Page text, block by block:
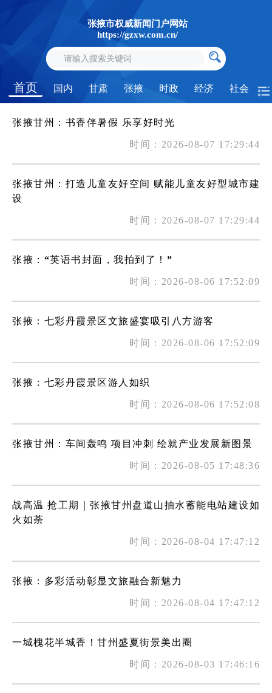
张掖市权威新闻门户网站
https://gzxw.com.cn/
首页 国内 甘肃 张掖 时政 经济 社会
张掖甘州：书香伴暑假 乐享好时光
时间：2026-08-07 17:29:44
张掖甘州：打造儿童友好空间 赋能儿童友好型城市建
设
时间：2026-08-07 17:29:44
张掖：“英语书封面，我拍到了！”
时间：2026-08-06 17:52:09
张掖：七彩丹霞景区文旅盛宴吸引八方游客
时间：2026-08-06 17:52:09
张掖：七彩丹霞景区游人如织
时间：2026-08-06 17:52:08
张掖甘州：车间轰鸣 项目冲刺 绘就产业发展新图景
时间：2026-08-05 17:48:36
战高温 抢工期｜张掖甘州盘道山抽水蓄能电站建设如
火如荼
时间：2026-08-04 17:47:12
张掖：多彩活动彰显文旅融合新魅力
时间：2026-08-04 17:47:12
一城槐花半城香！甘州盛夏街景美出圈
时间：2026-08-03 17:46:16